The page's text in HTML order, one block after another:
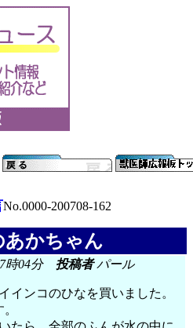
No.0000-200708-162
かちゃん
時04分 投稿者パール
インコのひなを買いました。